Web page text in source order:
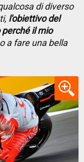
di diverso
l'obiettivo del
il mio
a fare una bella